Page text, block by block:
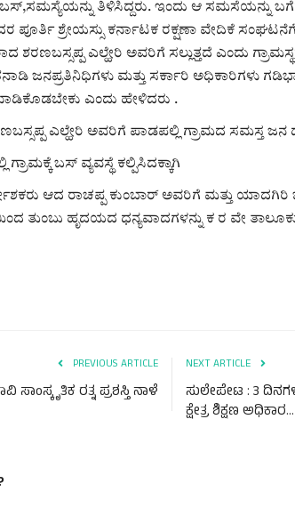
ಬಸ್,ಸಮಸ್ಯೆಯನ್ನು ತಿಳಿಸಿದ್ದರು. ಇಂದು ಆ ಸಮಸೆಯನ್ನು
ಪೂರ್ತಿ ಶ್ರೇಯಸ್ಸು ಕರ್ನಾಟಕ ರಕ್ಷಣಾ ವೇದಿಕೆ
ಶರಣಬಸ್ಸಪ್ಪ ಎಲ್ಹೇರಿ ಅವರಿಗೆ ಸಲ್ಲುತ್ತದೆ ಎಂದು
ಜನಪ್ರತಿನಿಧಿಗಳು ಮತ್ತು ಸರ್ಕಾರಿ ಅಧಿಕಾರಿಗಳು
ಎಂದು ಹೇಳಿದರು .
ಎಲ್ಹೇರಿ ಅವರಿಗೆ ಪಾಡಪಲ್ಲಿ ಗ್ರಾಮದ ಸಮಸ್ತ ಜನ
ಬಸ್ ವ್ಯವಸ್ಥೆ ಕಲ್ಪಿಸಿದಕ್ಕಾಗಿ
ಆದ ರಾಚಪ್ಪ ಕುಂಬಾರ್ ಅವರಿಗೆ ಮತ್ತು
ತುಂಬು ಹೃದಯದ ಧನ್ಯವಾದಗಳನ್ನು ಕ ರ ವೇ
PREVIOUS ARTICLE
ಸಾಂಸ್ಕೃತಿಕ ರತ್ನ ಪ್ರಶಸ್ತಿ ನಾಳೆ
NEXT ARTICLE
ಸುಲೇಪೇಟ : 3
ಕ್ಷೇತ್ರ ಶಿಕ್ಷಣ ಅಧಿಕಾರ...